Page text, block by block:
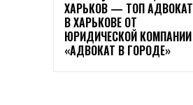
ХАРЬКОВ — ТОП
В ХАРЬКОВЕ ОТ
ЮРИДИЧЕСКОЙ КОМПАНИИ
«АДВОКАТ В ГОРОДЕ»